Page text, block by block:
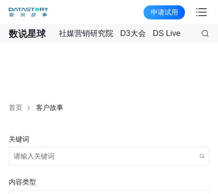
申请试用
数说星球 社媒营销研究院 D3大会 DS Live
首页 客户故事
关键词
内容类型